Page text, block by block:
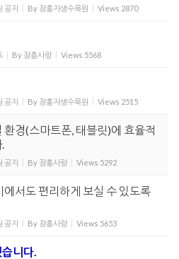
공지 By 장흥자생수목원 Views 2870
By 장흥사랑 Views 5568
공지 By 장흥자생수목원 Views 2515
경(스마트폰, 태블릿)에 효율적
공지 By 장흥사랑 Views 5292
서도 편리하게 보실 수 있도록
공지 By 장흥사랑 Views 5653
니다.